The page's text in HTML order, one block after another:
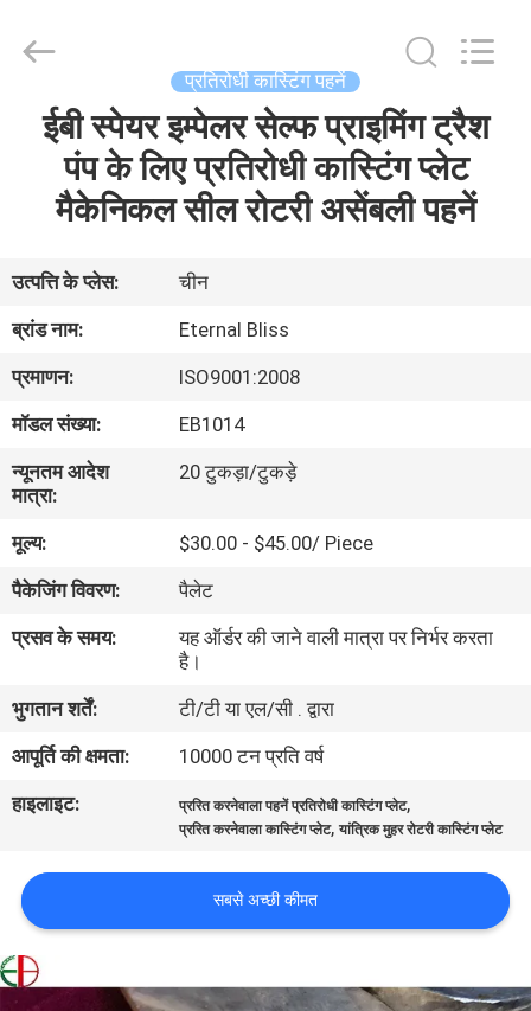
उत्पादों
वीडियो
बारे
में
कारखाना
भ्रमण
गुणवत्ता
संपर्क
करें
समाचार
एक
उद्धरण
Casting
Reserved.
प्रतिरोधी कास्टिंग पहनें
ईबी स्पेयर इम्पेलर सेल्फ प्राइमिंग ट्रैश
पंप के लिए प्रतिरोधी कास्टिंग प्लेट
मैकेनिकल सील रोटरी असेंबली पहनें
उत्पत्ति के प्लेस:
चीन
ब्रांड नाम:
Eternal Bliss
प्रमाणन:
ISO9001:2008
मॉडल संख्या:
EB1014
न्यूनतम आदेश
मात्रा:
20 टुकड़ा/टुकड़े
मूल्य:
$30.00 - $45.00/ Piece
पैकेजिंग विवरण:
पैलेट
प्रसव के समय:
यह ऑर्डर की जाने वाली मात्रा पर निर्भर करता
है।
भुगतान शर्तें:
टी/टी या एल/सी . द्वारा
आपूर्ति की क्षमता:
10000 टन प्रति वर्ष
हाइलाइट:
प्ररित करनेवाला पहनें प्रतिरोधी कास्टिंग प्लेट,
प्ररित करनेवाला कास्टिंग प्लेट,यांत्रिक मुहर रोटरी कास्टिंग प्लेट
सबसे अच्छी कीमत